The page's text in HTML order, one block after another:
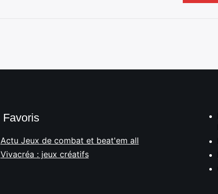
Favoris
Actu Jeux de combat et beat'em all
Vivacréa : jeux créatifs